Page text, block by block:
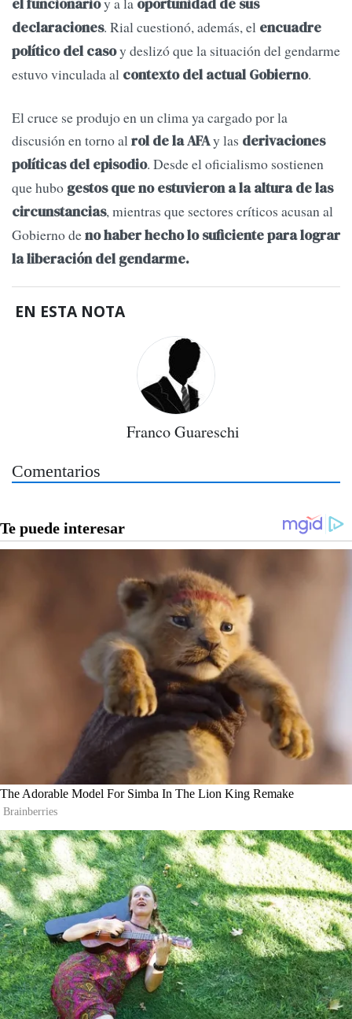
el funcionario
oportunidad de sus
declaraciones. Rial cuestionó, además, el encuadre
político del casoy deslizó que la situación del gendarme
estuvo vinculada al contexto del actual Gobierno.
El cruce se produjo en un clima ya cargado por la
discusión en torno alrol de la AFAy las derivaciones
políticas del episodio. Desde el oficialismo sostienen
que hubo gestos que no estuvieron a la altura de las
circunstancias, mientras que sectores críticos acusan al
Gobierno deno haber hecho lo suficiente para lograr
la liberación del gendarme.
EN ESTA NOTA
Franco Guareschi
Comentarios